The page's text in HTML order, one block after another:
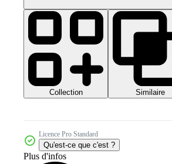
Collection Similaire
Licence Pro Standard
Qu'est-ce que c'est ?
Plus d'infos